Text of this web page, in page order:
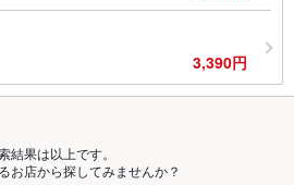
3,390円
結果は以上です。
お店から探してみませんか？